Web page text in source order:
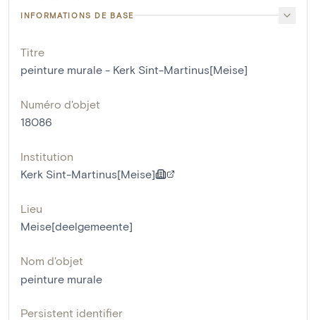
INFORMATIONS DE BASE
Titre
peinture murale - Kerk Sint-Martinus[Meise]
Numéro d'objet
18086
Institution
Kerk Sint-Martinus[Meise]
Lieu
Meise[deelgemeente]
Nom d'objet
peinture murale
Persistent identifier